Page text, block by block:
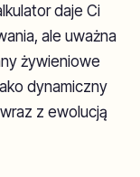
daje Ci
ale uważna
żywieniowe
dynamiczny
z ewolucją